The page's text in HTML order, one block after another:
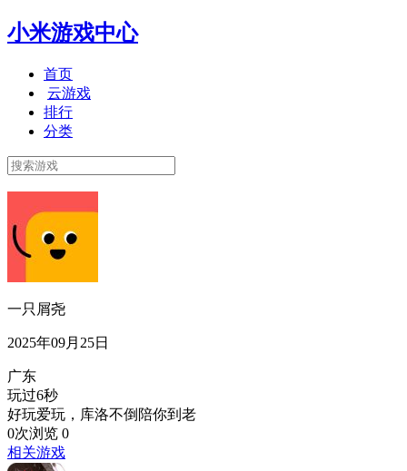
小米游戏中心
首页
云游戏
排行
分类
一只屑尧
2025年09月25日
广东
玩过6秒
好玩爱玩，库洛不倒陪你到老
0次浏览 0
相关游戏